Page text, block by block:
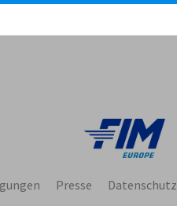
Technik Wertung
Presse Datenschutz